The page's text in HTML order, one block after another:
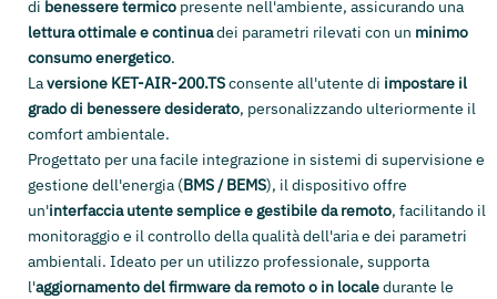
di benessere termico presente nell'ambiente, assicurando una
lettura ottimale e continuadei parametri rilevati con un minimo
consumo energetico.
Laversione KET-AIR-200.TSconsente all'utente di impostare il
grado di benessere desiderato, personalizzando ulteriormente il
comfort ambientale.
Progettato per una facile integrazione in sistemi di supervisione e
gestione dell'energia (BMS / BEMS), il dispositivo offre
un'interfaccia utente semplice e gestibile da remoto, facilitando il
monitoraggio e il controllo della qualità dell'aria e dei parametri
ambientali. Ideato per un utilizzo professionale, supporta
l'aggiornamento del firmware da remoto o in localedurante le